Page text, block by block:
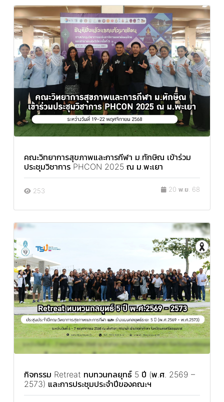
คณะวิทยาการสุขภาพและการกีฬา ม.ทักษิณ เข้าร่วม
ประชุมวิชาการ PHCON 2025 ณ ม.พะเยา
253 20 พ.ย. 68
กิจกรรม Retreat ทบทวนกลยุทธ์ 5 ปี (พ.ศ. 2569 –
2573) และการประชุมประจำปีของคณะฯ